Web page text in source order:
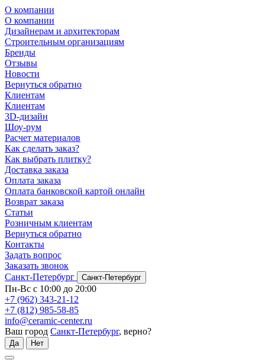
О компании
О компании
Дизайнерам и архитекторам
Строительным организациям
Бренды
Отзывы
Новости
Вернуться обратно
Клиентам
Клиентам
3D-дизайн
Шоу-рум
Расчет материалов
Как сделать заказ?
Как выбрать плитку?
Доставка заказа
Оплата заказа
Оплата банковской картой онлайн
Возврат заказа
Статьи
Розничным клиентам
Вернуться обратно
Контакты
Задать вопрос
Заказать звонок
Санкт-Петербург
Санкт-Петербург
Пн-Вс с 10:00 до 20:00
+7 (962) 343-21-12
+7 (812) 985-58-85
info@ceramic-center.ru
Ваш город Санкт-Петербург, верно?
Да Нет